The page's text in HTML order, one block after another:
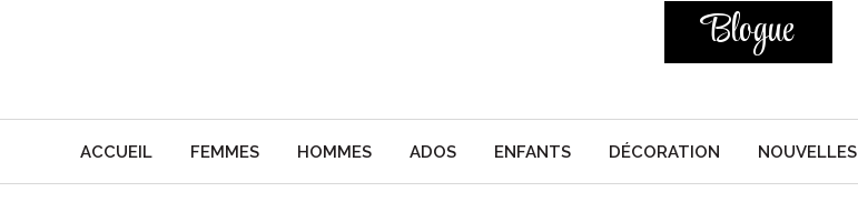
Blogue
ACCUEIL FEMMES HOMMES ADOS ENFANTS DÉCORATION NOUVELLES